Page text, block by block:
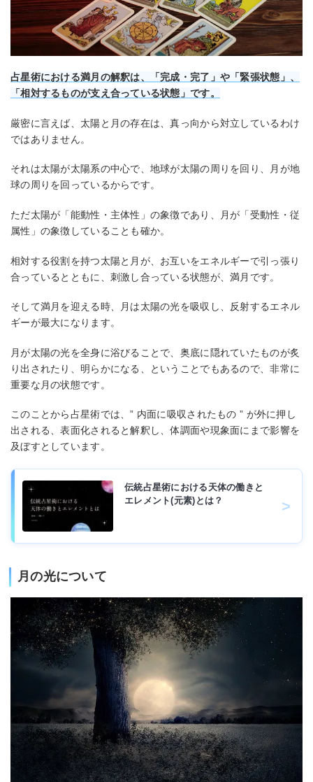
占星術における満月の解釈は、「完成・完了」や「緊張状態」、
「相対するものが支え合っている状態」です。
厳密に言えば、太陽と月の存在は、真っ向から対立しているわけ
ではありません。
それは太陽が太陽系の中心で、地球が太陽の周りを回り、月が地
球の周りを回っているからです。
ただ太陽が「能動性・主体性」の象徴であり、月が「受動性・従
属性」の象徴していることも確か。
相対する役割を持つ太陽と月が、お互いをエネルギーで引っ張り
合っているとともに、刺激し合っている状態が、満月です。
そして満月を迎える時、月は太陽の光を吸収し、反射するエネル
ギーが最大になります。
月が太陽の光を全身に浴びることで、奥底に隠れていたものが炙
り出されたり、明らかになる、ということでもあるので、非常に
重要な月の状態です。
このことから占星術では、” 内面に吸収されたもの ” が外に押し
出される、表面化されると解釈し、体調面や現象面にまで影響を
及ぼすとしています。
伝統占星術における天体の働きと
エレメント(元素)とは？
月の光について